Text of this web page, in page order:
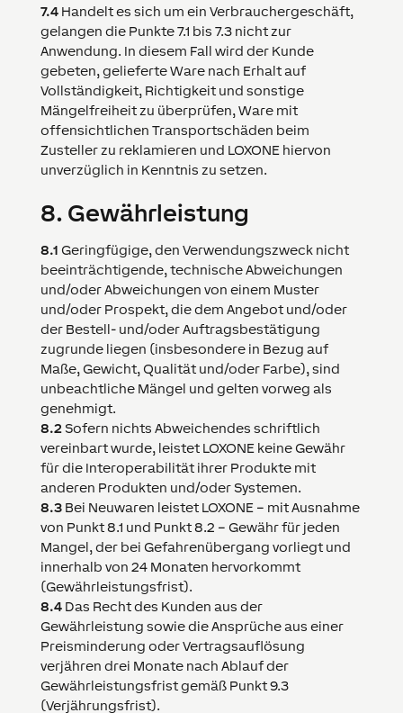
7.4 Handelt es sich um ein Verbrauchergeschäft,
gelangen die Punkte 7.1 bis 7.3 nicht zur
Anwendung. In diesem Fall wird der Kunde
gebeten, gelieferte Ware nach Erhalt auf
Vollständigkeit, Richtigkeit und sonstige
Mängelfreiheit zu überprüfen, Ware mit
offensichtlichen Transportschäden beim
Zusteller zu reklamieren und LOXONE hiervon
unverzüglich in Kenntnis zu setzen.
8. Gewährleistung
8.1 Geringfügige, den Verwendungszweck nicht
beeinträchtigende, technische Abweichungen
und/oder Abweichungen von einem Muster
und/oder Prospekt, die dem Angebot und/oder
der Bestell- und/oder Auftragsbestätigung
zugrunde liegen (insbesondere in Bezug auf
Maße, Gewicht, Qualität und/oder Farbe), sind
unbeachtliche Mängel und gelten vorweg als
genehmigt.
8.2Sofern nichts Abweichendes schriftlich
vereinbart wurde, leistetLOXONE keine Gewähr
für die Interoperabilität ihrer Produkte mit
anderen Produkten und/oder Systemen.
8.3Bei Neuwaren leistet LOXONE – mit Ausnahme
von Punkt 8.1 und Punkt 8.2 – Gewähr für jeden
Mangel, der bei Gefahrenübergang vorliegt und
innerhalb von 24 Monaten hervorkommt
(Gewährleistungsfrist).
8.4 Das Recht des Kunden aus der
Gewährleistung sowie die Ansprüche aus einer
Preisminderung oder Vertragsauflösung
verjähren drei Monate nach Ablauf der
Gewährleistungsfrist gemäß Punkt 9.3
(Verjährungsfrist).